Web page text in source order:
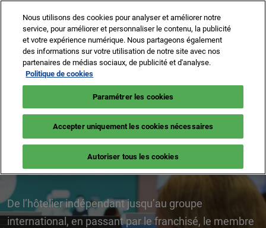
contenu
2-5 Nov 2026
Paris, Porte de Versailles
Je prends mon badge
EquipHotel
Tech & Services -
Pavillon 7.3
De l’hôtelier indépendant jusqu’au groupe
international, en passant par le franchisé, le membre
Nous utilisons des cookies pour analyser et améliorer notre
service, pour améliorer et personnaliser le contenu, la publicité
et votre expérience numérique. Nous partageons également
des informations sur votre utilisation de notre site avec nos
partenaires de médias sociaux, de publicité et d'analyse.
Politique de cookies
Paramétrer les cookies
Accepter uniquement les cookies nécessaires
Autoriser tous les cookies